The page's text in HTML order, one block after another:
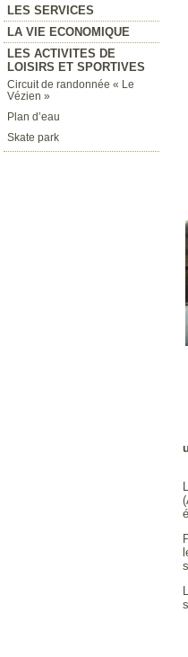
LES SERVICES
LA VIE ECONOMIQUE
LES ACTIVITES DE
LOISIRS ET SPORTIVES
Circuit de randonnée « Le
Vézien »
Plan d’eau
Skate park